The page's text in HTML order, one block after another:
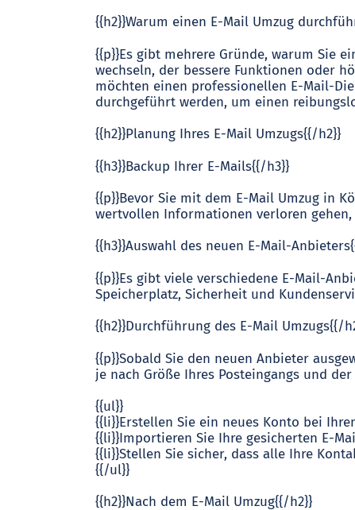
{{h2}}Warum einen E-Mail Umzug
{{p}}Es gibt mehrere Gründe, warum Sie
wechseln, der bessere Funktionen oder
möchten einen professionellen E-Mail-
durchgeführt werden, um einen
{{h2}}Planung Ihres E-Mail Umzugs{{/h2}}
{{h3}}Backup Ihrer E-Mails{{/h3}}
{{p}}Bevor Sie mit dem E-Mail Umzug in
wertvollen Informationen verloren
{{h3}}Auswahl des neuen E-Mail-
{{p}}Es gibt viele verschiedene E-Mail-
Speicherplatz, Sicherheit und
{{h2}}Durchführung des E-Mail Umzugs{{/
{{p}}Sobald Sie den neuen Anbieter
je nach Größe Ihres Posteingangs und
{{ul}}
{{li}}Erstellen Sie ein neues Konto bei
{{li}}Importieren Sie Ihre gesicherten E-
{{li}}Stellen Sie sicher, dass alle Ihre
{{/ul}}
{{h2}}Nach dem E-Mail Umzug{{/h2}}